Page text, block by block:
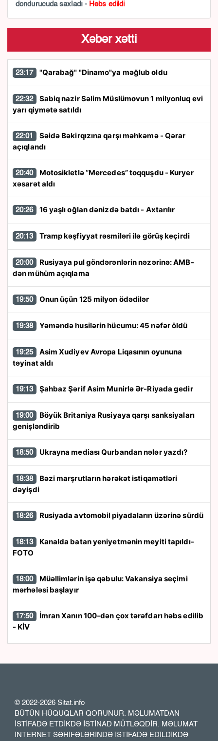
dondurucuda saxladı - Həbs edildi
Xəbər xətti
23:17 "Qarabağ" "Dinamo"ya məğlub oldu
22:32
yarı qiymətə satıldı
22:01
açıqlandı
20:40
xəsarət aldı
20:26 16 yaşlı oğlan dənizdə batdı - Axtarılır
20:13 Tramp kəşfiyyat rəsmiləri ilə görüş keçirdi
20:00
dən mühüm açıqlama
19:50 Onun üçün 125 milyon ödədilər
19:38 Yəməndə husilərin hücumu: 45 nəfər öldü
19:25
təyinat aldı
19:13 Şahbaz Şərif Asim Munirlə Ər-Riyada gedir
19:00
genişləndirib
18:50 Ukrayna mediası Qurbandan nələr yazdı?
18:38
dəyişdi
18:26 Rusiyada avtomobil piyadaların üzərinə sürdü
18:13
FOTO
18:00
mərhələsi başlayır
17:50
- KİV
forma satdı
tədarük etməyə hazırdır”
17:23 Rusiya XİN: İrəvan Moskva ilə konstruktiv
dialoq aparmağa can atmır
© 2022-2026 Sitat.info
BÜTÜN HÜQUQLAR QORUNUR. MƏLUMATDAN
İSTİFADƏ ETDİKDƏ İSTİNAD MÜTLƏQDİR. MƏLUMAT
İNTERNET SƏHİFƏLƏRİNDƏ İSTİFADƏ EDİLDİKDƏ